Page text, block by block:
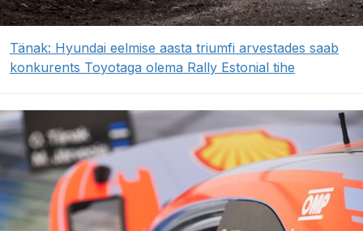
Tänak: Hyundai eelmise aasta triumfi arvestades saab
konkurents Toyotaga olema Rally Estonial tihe